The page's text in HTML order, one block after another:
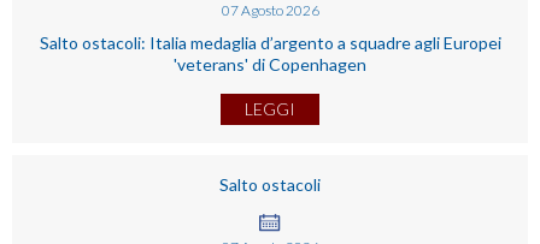
07Agosto2026
Salto ostacoli: Italia medaglia d’argento a squadre agli Europei
'veterans' di Copenhagen
LEGGI
Salto ostacoli